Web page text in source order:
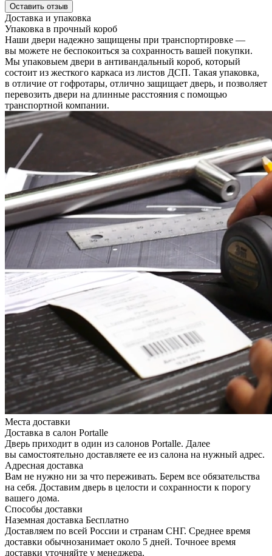
Оставить отзыв
Доставка и упаковка
Упаковка в прочный короб
Наши двери надежно защищены при транспортировке —
вы можете не беспокоиться за сохранность вашей покупки.
Мы упаковыем двери в антивандальный короб, который
состоит из жесткого каркаса из листов ДСП. Такая упаковка,
в отличие от гофротары, отлично защищает дверь, и позволяет
перевозить двери на длинные расстояния с помощью
транспортной компании.
Места доставки
Доставка в салон Portalle
Дверь приходит в один из салонов Portalle. Далее
вы самостоятельно доставляете ее из салона на нужный адрес.
Адресная доставка
Вам не нужно ни за что переживать. Берем все обязательства
на себя. Доставим дверь в целости и сохранности к порогу
вашего дома.
Способы доставки
Наземная доставка Бесплатно
Доставляем по всей России и странам СНГ. Среднее время
доставки обычнозанимает около 5 дней. Точноее время
доставки уточняйте у менеджера.